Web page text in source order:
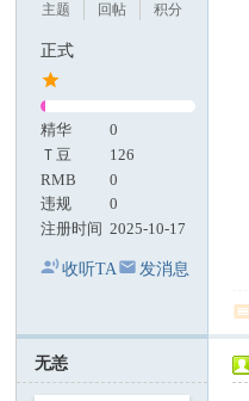
主题
回帖
积分
正式
精华
0
Ｔ豆
126
RMB
0
违规
0
注册时间 2025-10-17
收听TA 发消息
无恙